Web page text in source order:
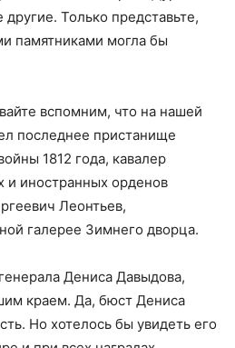
Только представьте,
памятниками могла бы
вспомним, что на нашей
последнее пристанище
1812 года, кавалер
и иностранных орденов
Леонтьев,
галерее Зимнего дворца.
Дениса Давыдова,
краем. Да, бюст Дениса
Но хотелось бы увидеть его